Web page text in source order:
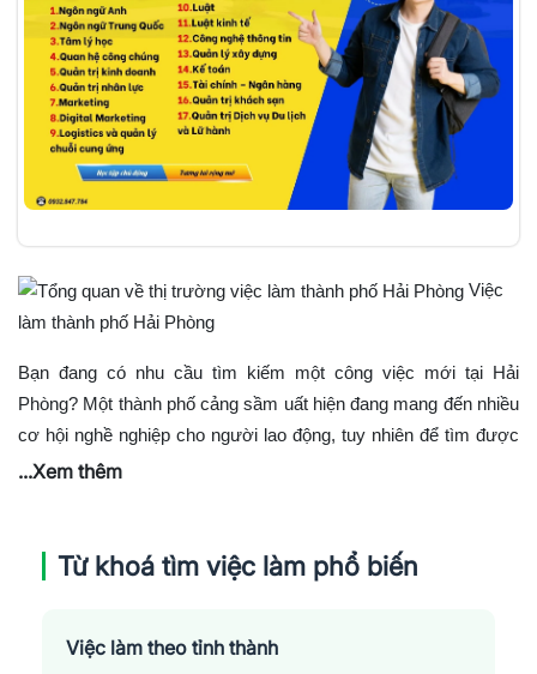
Việc
làm thành phố Hải Phòng
Bạn đang có nhu cầu tìm kiếm một công việc mới tại Hải
Phòng? Một thành phố cảng sầm uất hiện đang mang đến nhiều
cơ hội nghề nghiệp cho người lao động, tuy nhiên để tìm được
vị trí phù hợp giữa vô vàn
làm tại Hải Phòng, từ việc xác định mục tiêu nghề nghiệp đến
Các ngành nghề "Hot" nhất tại
...Xem thêm
Từ khoá tìm việc làm phổ biến
Việc làm theo tỉnh thành